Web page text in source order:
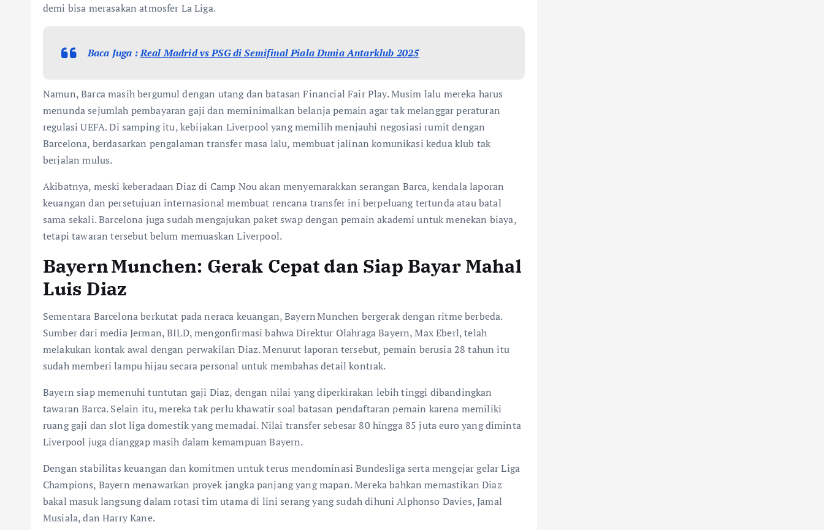
demi bisa merasakan atmosfer La Liga.
Baca Juga :Real Madrid vs PSG di Semifinal Piala Dunia Antarklub 2025
Namun, Barca masih bergumul dengan utang dan batasan Financial Fair Play. Musim lalu mereka harus
menunda sejumlah pembayaran gaji dan meminimalkan belanja pemain agar tak melanggar peraturan
regulasi UEFA. Di samping itu, kebijakan Liverpool yang memilih menjauhi negosiasi rumit dengan
Barcelona, berdasarkan pengalaman transfer masa lalu, membuat jalinan komunikasi kedua klub tak
berjalan mulus.
Akibatnya, meski keberadaan Diaz di Camp Nou akan menyemarakkan serangan Barca, kendala laporan
keuangan dan persetujuan internasional membuat rencana transfer ini berpeluang tertunda atau batal
sama sekali. Barcelona juga sudah mengajukan paket swap dengan pemain akademi untuk menekan biaya,
tetapi tawaran tersebut belum memuaskan Liverpool.
Bayern Munchen: Gerak Cepat dan Siap Bayar Mahal
Luis Diaz
Sementara Barcelona berkutat pada neraca keuangan, Bayern Munchen bergerak dengan ritme berbeda.
Sumber dari media Jerman, BILD, mengonfirmasi bahwa Direktur Olahraga Bayern, Max Eberl, telah
melakukan kontak awal dengan perwakilan Diaz. Menurut laporan tersebut, pemain berusia 28 tahun itu
sudah memberi lampu hijau secara personal untuk membahas detail kontrak.
Bayern siap memenuhi tuntutan gaji Diaz, dengan nilai yang diperkirakan lebih tinggi dibandingkan
tawaran Barca. Selain itu, mereka tak perlu khawatir soal batasan pendaftaran pemain karena memiliki
ruang gaji dan slot liga domestik yang memadai. Nilai transfer sebesar 80 hingga 85 juta euro yang diminta
Liverpool juga dianggap masih dalam kemampuan Bayern.
Dengan stabilitas keuangan dan komitmen untuk terus mendominasi Bundesliga serta mengejar gelar Liga
Champions, Bayern menawarkan proyek jangka panjang yang mapan. Mereka bahkan memastikan Diaz
bakal masuk langsung dalam rotasi tim utama di lini serang yang sudah dihuni Alphonso Davies, Jamal
Musiala, dan Harry Kane.